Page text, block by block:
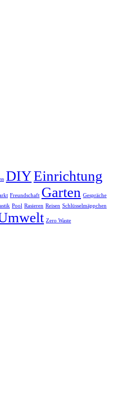
DIYEinrichtung
Freundschaft Garten Gespräche
Pool Rasieren Reisen Schlüsselmäppchen
Zero Waste